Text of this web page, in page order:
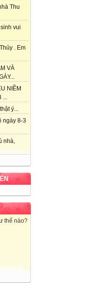
Thu
vui
. Em
VÀ
NIỀM
...
ý...
ngày 8-3
nhà,
thế nào?